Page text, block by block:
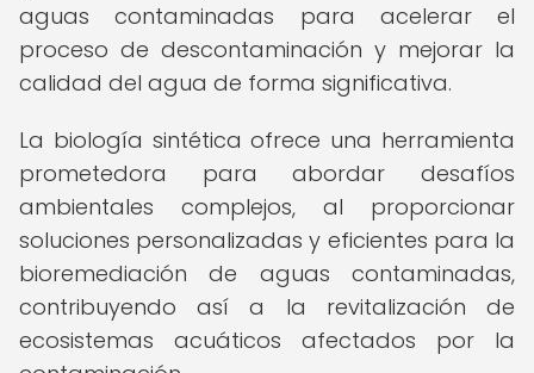
aguas contaminadas para acelerar el
proceso de descontaminación y mejorar la
calidad del agua de forma significativa.
La biología sintética ofrece una herramienta
prometedora para abordar desafíos
ambientales complejos, al proporcionar
soluciones personalizadas y eficientes para la
bioremediación de aguas contaminadas,
contribuyendo así a la revitalización de
ecosistemas acuáticos afectados por la